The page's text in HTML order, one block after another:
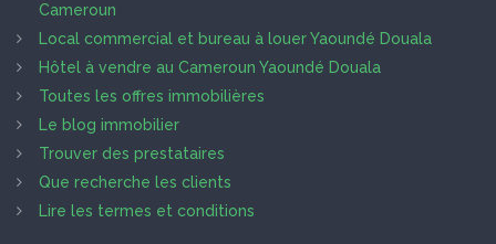
Cameroun
Local commercial et bureau à louer Yaoundé Douala
Hôtel à vendre au Cameroun Yaoundé Douala
Toutes les offres immobilières
Le blog immobilier
Trouver des prestataires
Que recherche les clients
Lire les termes et conditions